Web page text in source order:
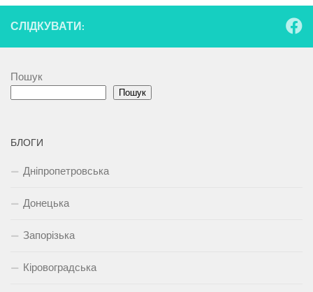
СЛІДКУВАТИ:
Пошук
Пошук
БЛОГИ
Дніпропетровська
Донецька
Запорізька
Кіровоградська